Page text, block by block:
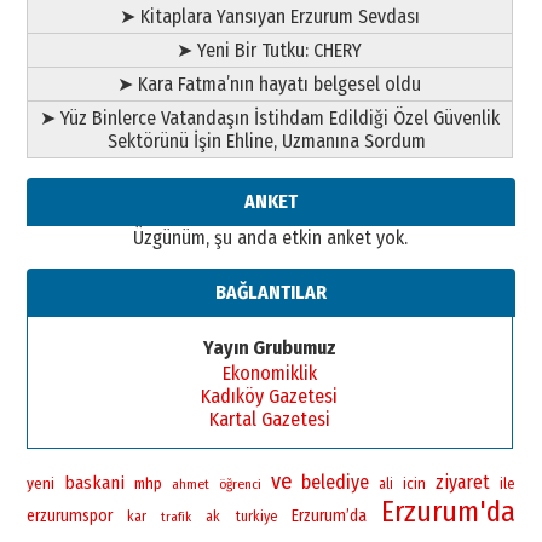
➤ Kitaplara Yansıyan Erzurum Sevdası
➤ Yeni Bir Tutku: CHERY
➤ Kara Fatma’nın hayatı belgesel oldu
➤ Yüz Binlerce Vatandaşın İstihdam Edildiği Özel Güvenlik
Sektörünü İşin Ehline, Uzmanına Sordum
ANKET
Üzgünüm, şu anda etkin anket yok.
BAĞLANTILAR
Yayın Grubumuz
Ekonomiklik
Kadıköy Gazetesi
Kartal Gazetesi
yeni baskani mhp ahmet öğrenci ve belediye ali icin ziyaret ile
erzurumspor kar trafik ak turkiye Erzurum’da Erzurum'da